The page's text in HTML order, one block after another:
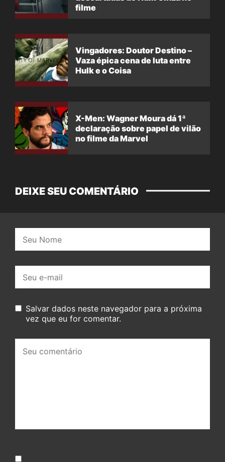
filme
Vingadores: Doutor Destino –
Vaza épica cena de luta entre
Hulk e o Coisa
X-Men: Wagner Moura dá 1ª
declaração sobre papel de vilão
no filme da Marvel
DEIXE SEU COMENTÁRIO
mail:
Salvar dados neste navegador para a próxima
vez que eu for comentar.
comentário: